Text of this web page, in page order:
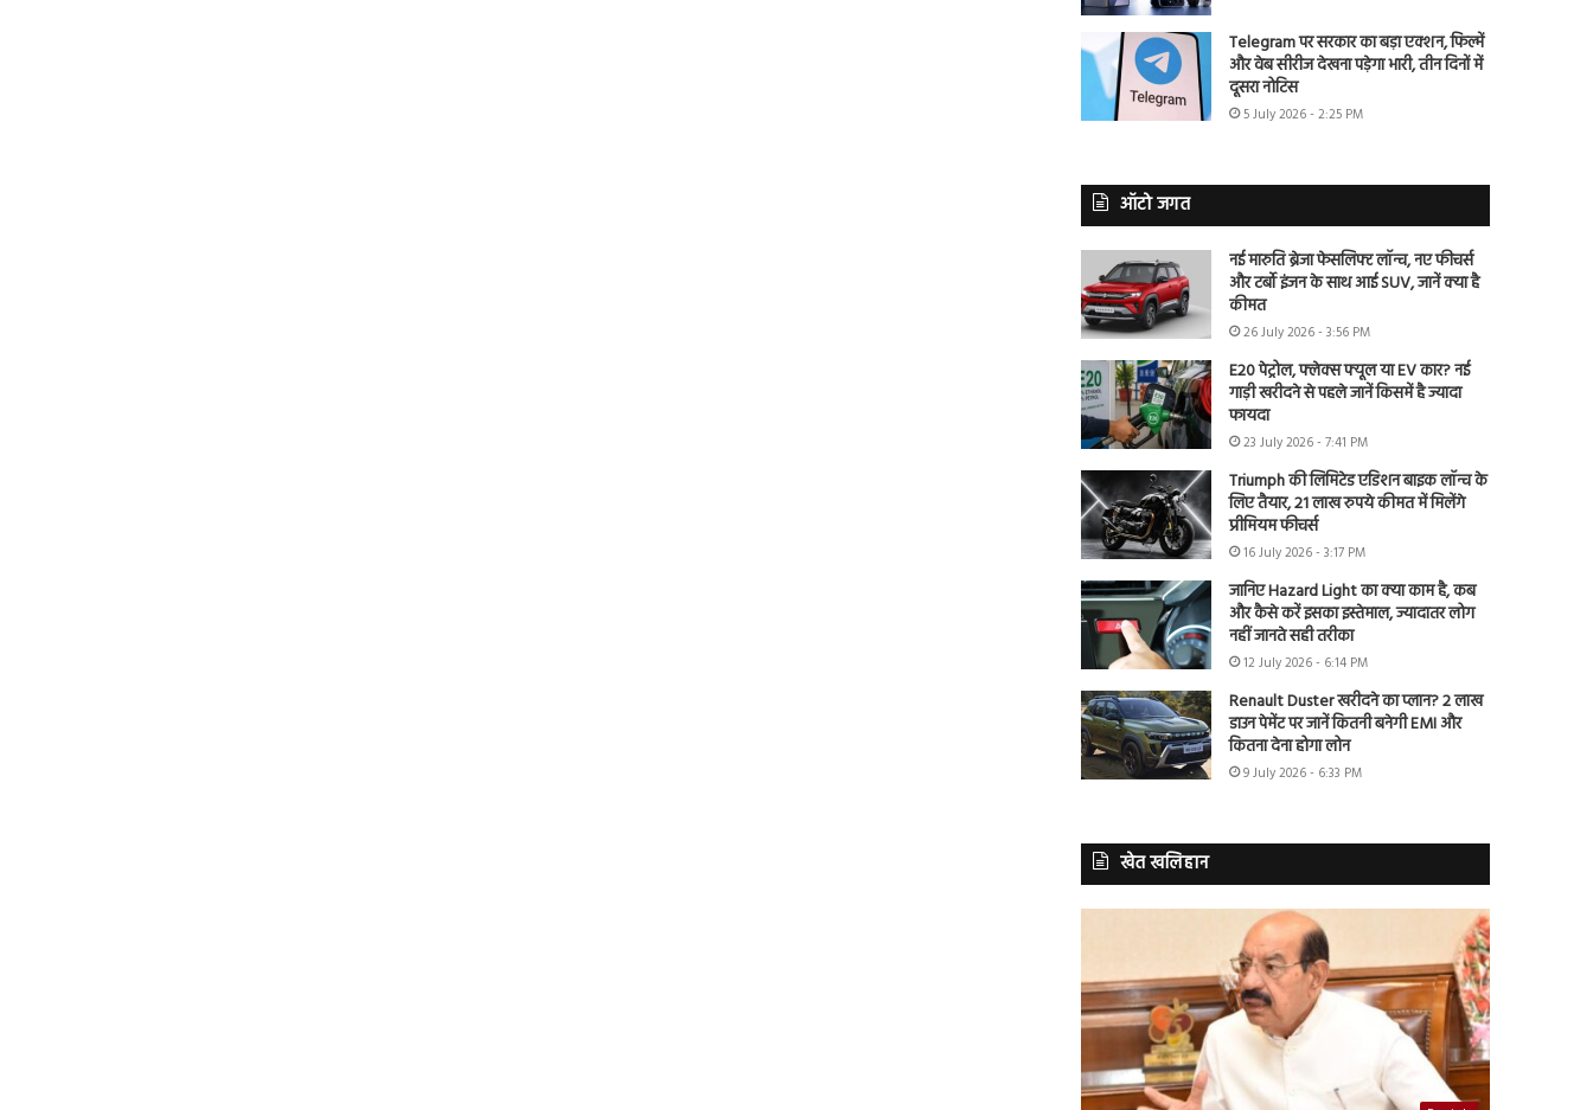
Telegram पर सरकार का बड़ा एक्शन, फिल्में
और वेब सीरीज देखना पड़ेगा भारी, तीन दिनों में
दूसरा नोटिस
5 July 2026 - 2:25 PM
ऑटो जगत
नई मारुति ब्रेजा फेसलिफ्ट लॉन्च, नए फीचर्स
और टर्बो इंजन के साथ आई SUV, जानें क्या है
कीमत
26 July 2026 - 3:56 PM
E20 पेट्रोल, फ्लेक्स फ्यूल या EV कार? नई
गाड़ी खरीदने से पहले जानें किसमें है ज्यादा
फायदा
23 July 2026 - 7:41 PM
Triumph की लिमिटेड एडिशन बाइक लॉन्च के
लिए तैयार, 21 लाख रुपये कीमत में मिलेंगे
प्रीमियम फीचर्स
16 July 2026 - 3:17 PM
जानिए Hazard Light का क्या काम है, कब
और कैसे करें इसका इस्तेमाल, ज्यादातर लोग
नहीं जानते सही तरीका
12 July 2026 - 6:14 PM
Renault Duster खरीदने का प्लान? 2 लाख
डाउन पेमेंट पर जानें कितनी बनेगी EMI और
कितना देना होगा लोन
9 July 2026 - 6:33 PM
खेत खलिहान